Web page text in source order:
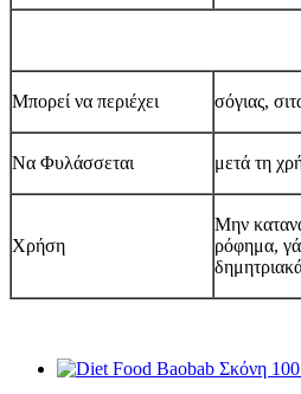
Μπορεί να περιέχει σόγιας,
Να Φυλάσσεται μετά τη
Χρήση
Μην
ρόφημα,